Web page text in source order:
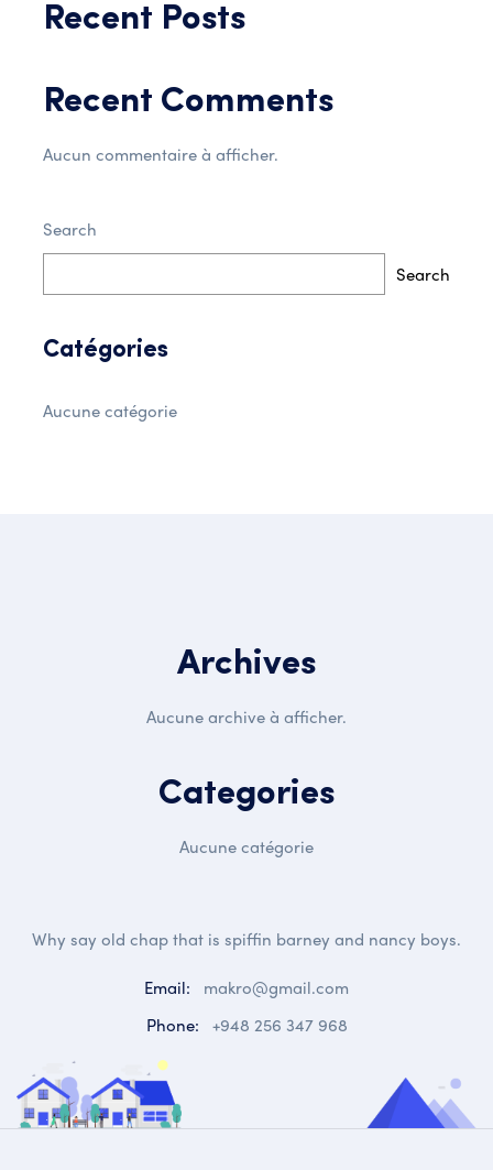
Recent Posts
Recent Comments
Aucun commentaire à afficher.
Search
Search
Catégories
Aucune catégorie
Archives
Aucune archive à afficher.
Categories
Aucune catégorie
Why say old chap that is spiffin barney and nancy boys.
Email:
makro@gmail.com
Phone: +948 256 347 968